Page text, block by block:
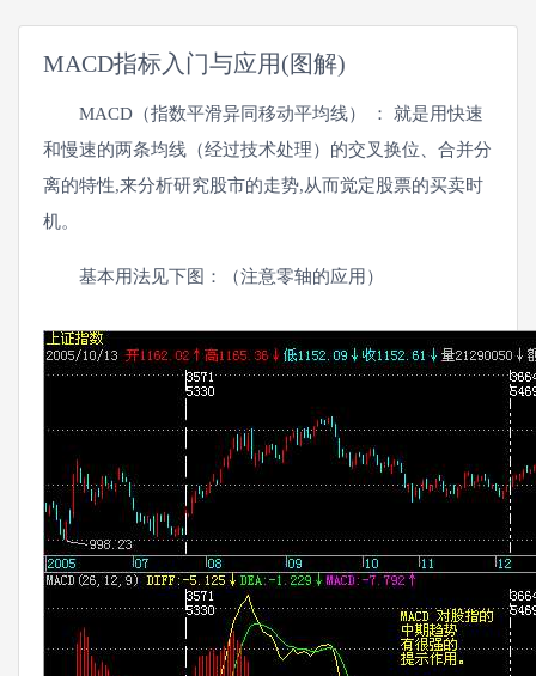
MACD指标入门与应用(图解)
MACD（指数平滑异同移动平均线） ： 就是用快速
和慢速的两条均线（经过技术处理）的交叉换位、合并分
离的特性,来分析研究股市的走势,从而觉定股票的买卖时
机。
基本用法见下图：（注意零轴的应用）